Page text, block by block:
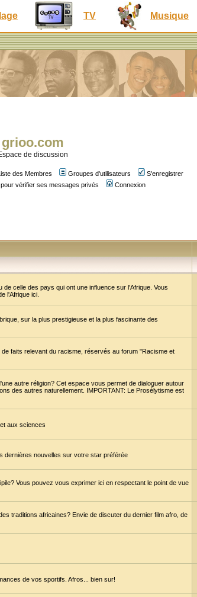
TV Musique
grioo.com
de discussion
des Membres Groupes d'utilisateurs
S'enregistrer
vérifier ses messages privés Connexion
celle des pays qui ont une influence sur l'Afrique. Vous
l'Afrique ici.
sur la plus prestigieuse et la plus fascinante des
faits relevant du racisme, réservés au forum "Racisme et
autre réligion? Cet espace vous permet de dialoguer autour
des autres naturellement. IMPORTANT: Le Prosélytisme est
aux sciences
dernières nouvelles sur votre star préférée
Vous pouvez vous exprimer ici en respectant le point de vue
traditions africaines? Envie de discuter du dernier film afro, de
de vos sportifs. Afros... bien sur!